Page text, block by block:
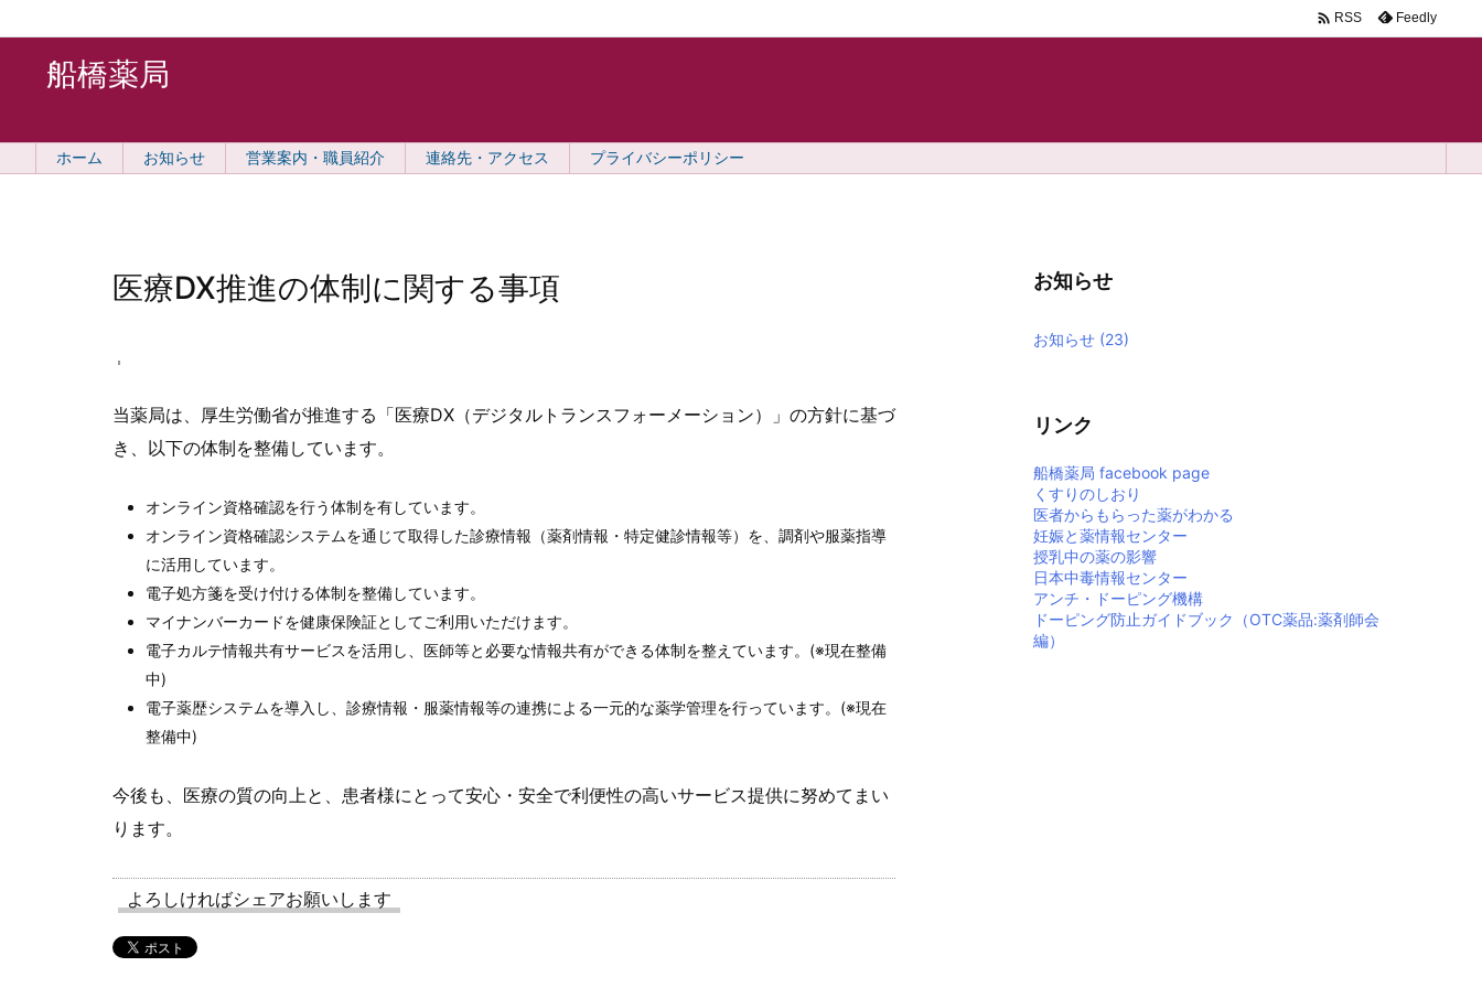
船橋薬局
ホーム お知らせ 営業案内・職員紹介 連絡先・アクセス プライバシーポリシー
 RSS Feedly
医療DX推進の体制に関する事項
当薬局は、厚生労働省が推進する「医療DX（デジタルトランスフォーメーション）」の方針に基づ
き、以下の体制を整備しています。
オンライン資格確認を行う体制を有しています。
オンライン資格確認システムを通じて取得した診療情報（薬剤情報・特定健診情報等）を、調剤や服薬指導
に活用しています。
電子処方箋を受け付ける体制を整備しています。
マイナンバーカードを健康保険証としてご利用いただけます。
電子カルテ情報共有サービスを活用し、医師等と必要な情報共有ができる体制を整えています。(※現在整備
中)
電子薬歴システムを導入し、診療情報・服薬情報等の連携による一元的な薬学管理を行っています。(※現在
整備中)
今後も、医療の質の向上と、患者様にとって安心・安全で利便性の高いサービス提供に努めてまい
ります。
よろしければシェアお願いします
お知らせ
お知らせ (23)
リンク
船橋薬局 facebook page
くすりのしおり
医者からもらった薬がわかる
妊娠と薬情報センター
授乳中の薬の影響
日本中毒情報センター
アンチ・ドーピング機構
ドーピング防止ガイドブック（OTC薬品:薬剤師会
編）